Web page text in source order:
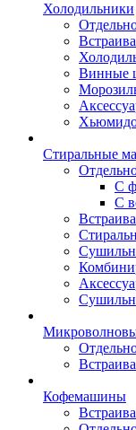
Холодильники
Винные
Стиральные
С
С
Кофемашины